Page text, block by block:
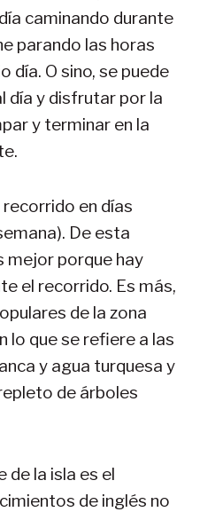
caminando durante
parando las horas
día. O sino, se puede
día y disfrutar por la
y terminar en la
en días
De esta
mejor porque hay
el recorrido. Es más,
de la zona
lo que se refiere a las
y agua turquesa y
de árboles
de la isla es el
de inglés no